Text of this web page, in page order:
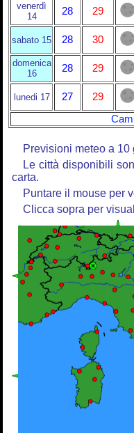
venerdì
14
28 29
sabato 15 28 30
domenica
16
28 29
lunedi 17 27
29
Previsioni meteo a 10
Le città disponibili
carta.
Puntare il mouse per
Clicca sopra per